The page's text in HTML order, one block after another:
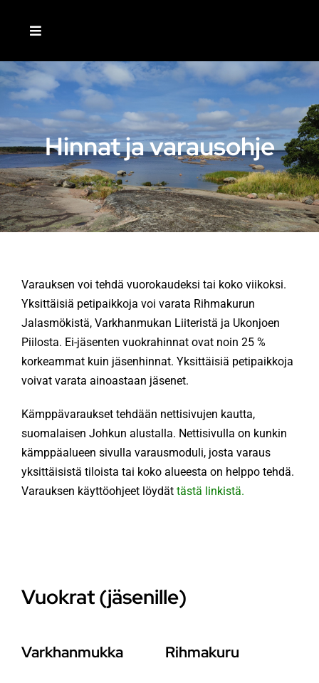
Toggle
ETUSIVU
LIITY JÄSENEKSI
MEISTÄ
AJANKOHTAISTA
RETKEILIJÄ-LEHTI
KÄMPÄT
ENG
SVE
Hinnat ja varausohje
Varauksen voi tehdä vuorokaudeksi tai koko viikoksi.
Yksittäisiä petipaikkoja voi varata Rihmakurun
Jalasmökistä, Varkhanmukan Liiteristä ja Ukonjoen
Piilosta. Ei-jäsenten vuokrahinnat ovat noin 25 %
korkeammat kuin jäsenhinnat. Yksittäisiä petipaikkoja
voivat varata ainoastaan jäsenet.
Kämppävaraukset tehdään nettisivujen kautta,
suomalaisen Johkun alustalla. Nettisivulla on kunkin
kämppäalueen sivulla varausmoduli, josta varaus
yksittäisistä tiloista tai koko alueesta on helppo tehdä.
Varauksen käyttöohjeet löydät tästä linkistä.
Vuokrat (jäsenille)
Varkhanmukka Rihmakuru